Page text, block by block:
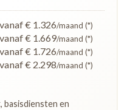
vanaf € 1.326/maand (*)
vanaf € 1.669/maand (*)
vanaf € 1.726/maand (*)
vanaf € 2.298/maand (*)
en